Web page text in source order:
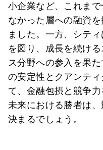
小企業など、これま
なかった層への融資
ました。一方、シテ
を図り、成長を続け
ス分野への参入を果
の安定性とクアンテ
て、金融包摂と競争
未来における勝者は
決まるでしょう。